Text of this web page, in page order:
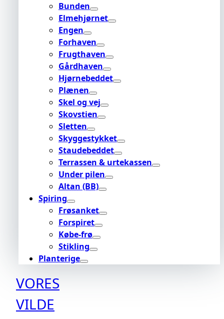
Bunden
Elmehjørnet
Engen
Forhaven
Frugthaven
Gårdhaven
Hjørnebeddet
Plænen
Skel og vej
Skovstien
Sletten
Skyggestykket
Staudebeddet
Terrassen & urtekassen
Under pilen
Altan (BB)
Spiring
Frøsanket
Forspiret
Købe-frø
Stikling
Planterige
VORES
VILDE